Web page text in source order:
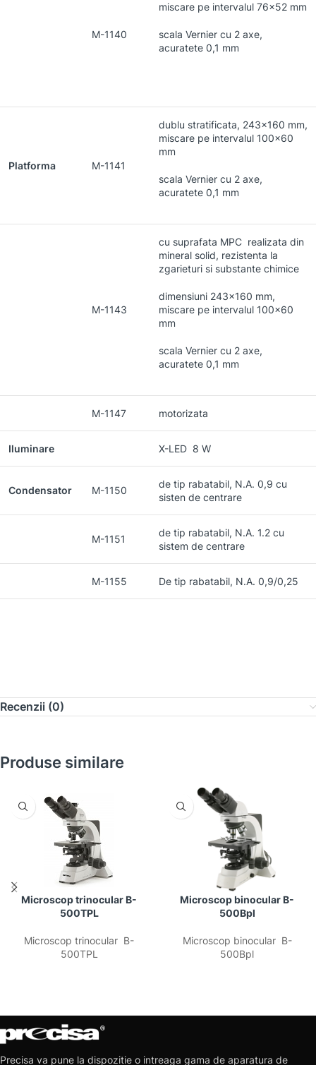
M-1140
miscare pe intervalul 76×52 mm
scala Vernier cu 2 axe,
acuratete 0,1 mm
Platforma M-1141
dublu stratificata, 243×160 mm,
miscare pe intervalul 100×60
mm
scala Vernier cu 2 axe,
acuratete 0,1 mm
M-1143
cu suprafata MPC realizata din
mineral solid, rezistenta la
zgarieturi si substante chimice
dimensiuni 243×160 mm,
miscare pe intervalul 100×60
mm
scala Vernier cu 2 axe,
acuratete 0,1 mm
M-1147 motorizata
Iluminare X-LED 8 W
Condensator M-1150
de tip rabatabil, N.A. 0,9 cu
sisten de centrare
M-1151
de tip rabatabil, N.A. 1.2 cu
sistem de centrare
M-1155 De tip rabatabil, N.A. 0,9/0,25
Recenzii (0)
Produse similare
Microscop trinocular B-
500TPL
Microscop trinocular B-
500TPL
Microscop binocular B-
500Bpl
Microscop binocular B-
500Bpl
Precisa va pune la dispozitie o intreaga gama de aparatura de